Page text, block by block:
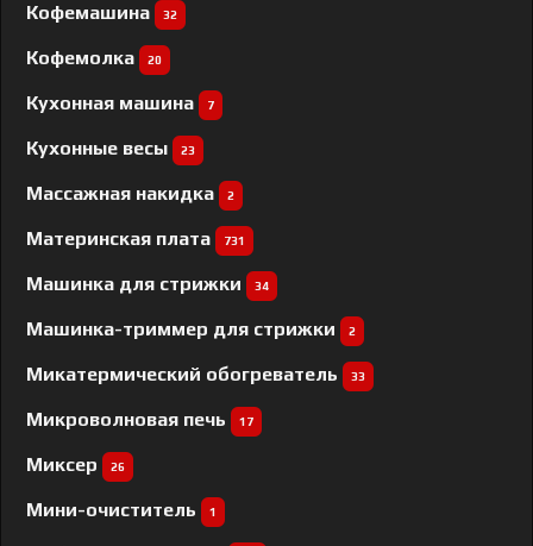
Кофемашина 32
Кофемолка 20
Кухонная машина 7
Кухонные весы 23
Массажная накидка 2
Материнская плата 731
Машинка для стрижки 34
Машинка-триммер для стрижки 2
Микатермический обогреватель 33
Микроволновая печь 17
Миксер 26
Мини-очиститель 1